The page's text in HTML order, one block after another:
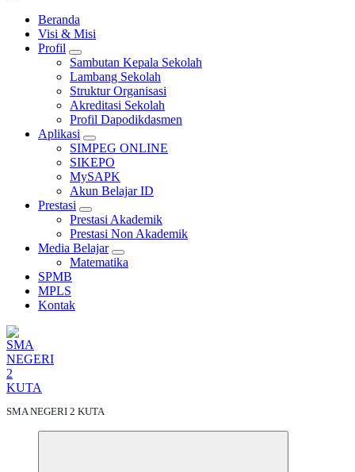
Beranda
Visi & Misi
Profil
Sambutan Kepala Sekolah
Lambang Sekolah
Struktur Organisasi
Akreditasi Sekolah
Profil Dapodikdasmen
Aplikasi
SIMPEG ONLINE
SIKEPO
MySAPK
Akun Belajar ID
Prestasi
Prestasi Akademik
Prestasi Non Akademik
Media Belajar
Matematika
SPMB
MPLS
Kontak
SMA NEGERI 2 KUTA